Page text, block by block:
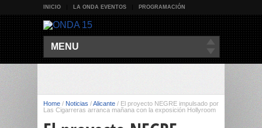
INICIO LA ONDA EVENTOS PROGRAMACIÓN
MENU
Home / Noticias /Alicante / El proyecto NEGRE impulsado por
Las Cigarreras arranca mañana con la exposición Hollyroom